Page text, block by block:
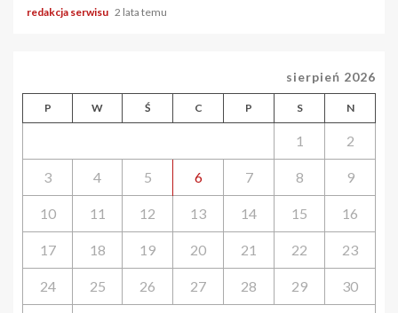
redakcja serwisu 2 lata temu
sierpień 2026
P W Ś C P S N
1 2
3 4 5 6 7 8 9
10 11 12 13 14 15 16
17 18 19 20 21 22 23
24 25 26 27 28 29 30